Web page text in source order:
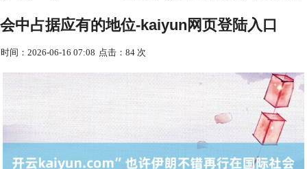
会中占据应有的地位-kaiyun网页登陆入口
时间：2026-06-16 07:08 点击：84 次